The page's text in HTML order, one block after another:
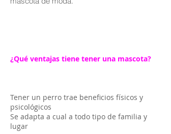
¿Qué ventajas tiene tener una mascota?
Tener un perro trae beneficios físicos y
psicológicos
Se adapta a cual a todo tipo de familia y
lugar